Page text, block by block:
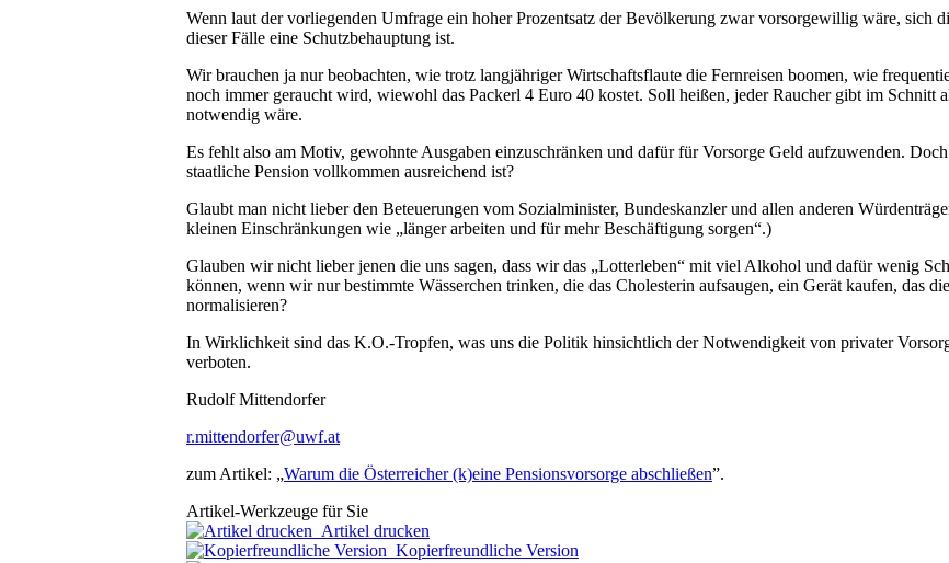
Wenn laut der vorliegenden Umfrage ein hoher Prozentsatz der Bevölkerung zwar vorsorgewillig wäre, sich
dieser Fälle eine Schutzbehauptung ist.
Wir brauchen ja nur beobachten, wie trotz langjähriger Wirtschaftsflaute die Fernreisen boomen, wie
noch immer geraucht wird, wiewohl das Packerl 4 Euro 40 kostet. Soll heißen, jeder Raucher gibt im Schnitt
notwendig wäre.
Es fehlt also am Motiv, gewohnte Ausgaben einzuschränken und dafür für Vorsorge Geld aufzuwenden.
staatliche Pension vollkommen ausreichend ist?
Glaubt man nicht lieber den Beteuerungen vom Sozialminister, Bundeskanzler und allen anderen
kleinen Einschränkungen wie „länger arbeiten und für mehr Beschäftigung sorgen“.)
Glauben wir nicht lieber jenen die uns sagen, dass wir das „Lotterleben“ mit viel Alkohol und dafür wenig
können, wenn wir nur bestimmte Wässerchen trinken, die das Cholesterin aufsaugen, ein Gerät kaufen, das
normalisieren?
In Wirklichkeit sind das K.O.-Tropfen, was uns die Politik hinsichtlich der Notwendigkeit von privater
verboten.
Rudolf Mittendorfer
r.mittendorfer@uwf.at
zum Artikel: „Warum die Österreicher (k)eine Pensionsvorsorge abschließen”.
Artikel-Werkzeuge für Sie
Artikel drucken
Kopierfreundliche Version